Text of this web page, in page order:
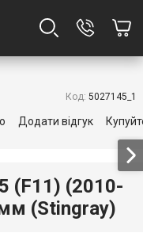
Код: 5027145_1
Додати відгук
(F11) (2010-
(Stingray)